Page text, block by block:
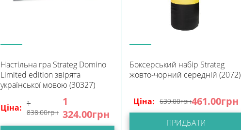
Настільна гра Strateg Domino
Limited edition звірята
української мовою (30327)
Ціна: 1
838.00грн
1
324.00грн
Боксерський набір Strateg
жовто-чорний середній (2072)
Ціна: 639.00грн461.00грн
ПРИДБАТИ